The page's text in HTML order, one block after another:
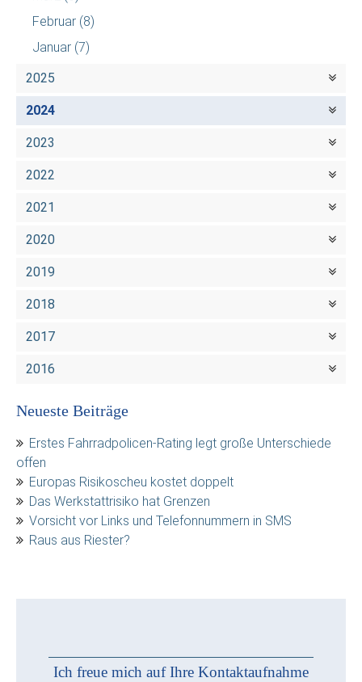
Februar (8)
Januar (7)
2025
2024
2023
2022
2021
2020
2019
2018
2017
2016
Neueste Beiträge
Erstes Fahrradpolicen-Rating legt große Unterschiede
offen
Europas Risikoscheu kostet doppelt
Das Werkstattrisiko hat Grenzen
Vorsicht vor Links und Telefonnummern in SMS
Raus aus Riester?
Ich freue mich auf Ihre Kontaktaufnahme